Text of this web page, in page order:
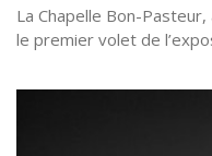
La Chapelle Bon-
le premier volet de